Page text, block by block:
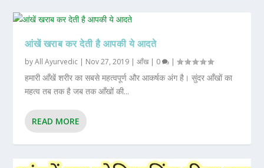
आंखें खराब कर देती है आपकी ये आदते
byAll Ayurvedic | Nov 27, 2019 |आँख| 0 |
हमारी आँखें शरीर का सबसे महत्वपूर्ण और आकर्षक अंग है। सुंदर आँखों का
महत्व तब तक है जब तक आँखों की...
READ MORE